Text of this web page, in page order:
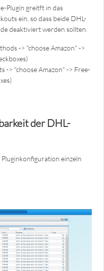
Plugin greitft in das
ein, so dass beide DHL-
deaktiviert werden sollten.
-> "choose Amazon" ->
-> "choose Amazon" -> Free-
der DHL-
Pluginkonfiguration einzeln